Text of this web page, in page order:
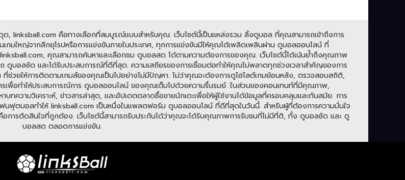
, linksball.com คือทางเลือกที่สมบูรณ์แบบสำหรับคุณ. เว็บไซต์นี้เป็นแหล่งรวม ลิ้งดูบอล ที่คุณสามารถเข้าถึงการ
กมใหญ่จากลีกยุโรปหรือการแข่งขันภายในประเทศ, ทุกการแข่งขันมีให้คุณได้เพลิดเพลินผ่าน ดูบอลออนไลน์ ที่
คุณสามารถค้นหาและเลือกชม ดูบอลสด ได้ตามความต้องการของคุณ. เว็บไซต์นี้ได้เน้นย้ำถึงคุณภาพ
ดูบอลชัด และได้รับประสบการณ์ที่ดีที่สุด. ความเสถียรของการเชื่อมต่อทำให้คุณไม่พลาดทุกช่วงเวลาสำคัญของการ
ยให้การติดตามเกมส์ของคุณเป็นไปอย่างไม่มีปัญหา. ไม่ว่าคุณจะต้องการดูไฮไลต์เกมย้อนหลัง, ตรวจสอบสถิติ,
เพื่อทำให้ประสบการณ์การ ดูบอลออนไลน์ ของคุณเต็มไปด้วยความรื่นรมย์. ในส่วนของคอนเทนท์ที่มีคุณภาพ,
ทความวิเคราะห์, ข่าวสารล่าสุด, และอัปเดตตลาดซื้อขายนักเตะเพื่อให้ผู้ใช้งานได้ข้อมูลที่ครอบคลุมและทันสมัย. การ
นฟุตบอลทำให้ linksball.com เป็นหนึ่งในแพลตฟอร์ม ดูบอลออนไลน์ ที่ดีที่สุดในวันนี้. สำหรับผู้ที่ต้องการความมั่นใจ
การตัดสินใจที่ถูกต้อง. เว็บไซต์นี้สามารถรับประกันได้ว่าคุณจะได้รับคุณภาพการรับชมที่ไม่มีที่ติ, ทั้ง ดูบอลชัด และ ดู
บอลสด ตลอดการแข่งขัน.